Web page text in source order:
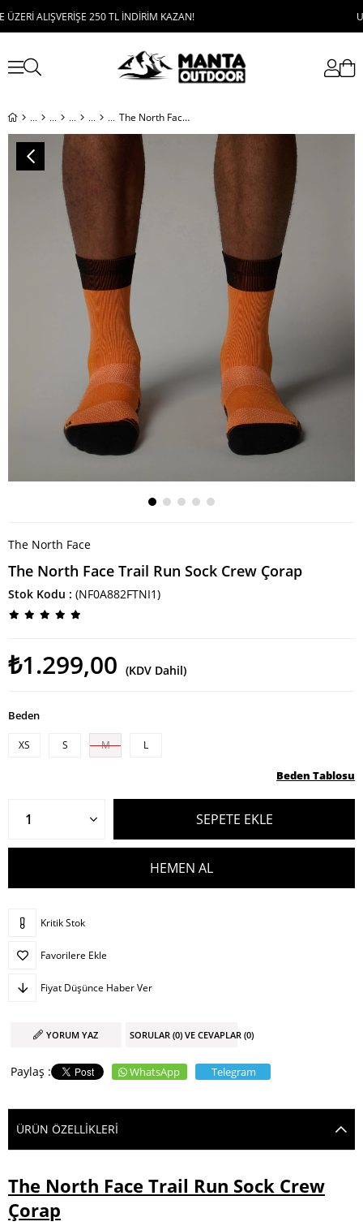
ALIŞVERİŞE 250 TL İNDİRİM KAZAN!
The North Face Trail Run Sock Crew Çorap
The North Face
The North Face Trail Run Sock Crew Çorap
Stok Kodu (NF0A882FTNI1)
₺1.299,00 (KDV Dahil)
Beden
XS S M L
Beden Tablosu
Kritik Stok
Favorilere Ekle
Fiyat Düşünce Haber Ver
YORUM YAZ SORULAR (0) VE CEVAPLAR (0)
WhatsApp Telegram
ÜRÜN ÖZELLIKLERI
The North Face Trail Run Sock Crew
Çorap